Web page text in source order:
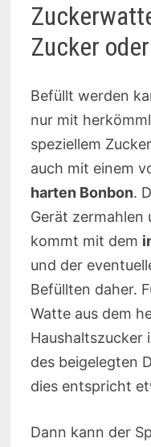
Zucker
Befüllt werden
nur mit
speziellem
auch mit einem
harten Bonbon.
Gerät zermahlen
kommt mit dem
und der
Befüllten daher.
Watte aus dem
Haushaltszucker
des beigelegten
dies entspricht
Dann kann der